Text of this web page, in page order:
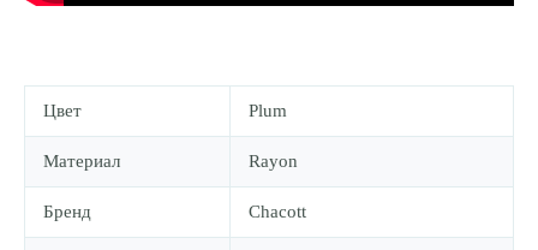
Цвет Plum
Материал Rayon
Бренд Chacott